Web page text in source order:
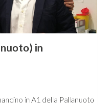
in
in A1 della Pallanuoto